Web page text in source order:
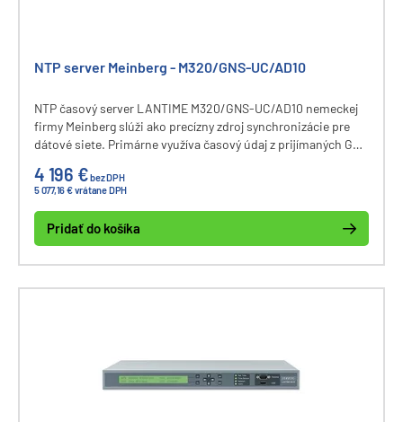
NTP server Meinberg - M320/GNS-UC/AD10
NTP časový server LANTIME M320/GNS-UC/AD10 nemeckej
firmy Meinberg slúži ako precízny zdroj synchronizácie pre
dátové siete. Primárne využíva časový údaj z prijímaných GPS
presný interný oscilátor.
4 196 €bez DPH
5 077,16 € vrátane DPH
Pridať do košíka